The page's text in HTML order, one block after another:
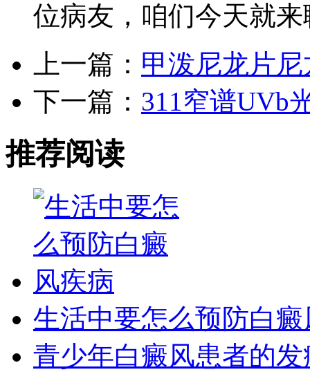
位病友，咱们今天就来
上一篇： 甲泼尼龙片
下一篇： 311窄谱UVb
推荐阅读
生活中要怎么预防白
青少年白癜风患者的